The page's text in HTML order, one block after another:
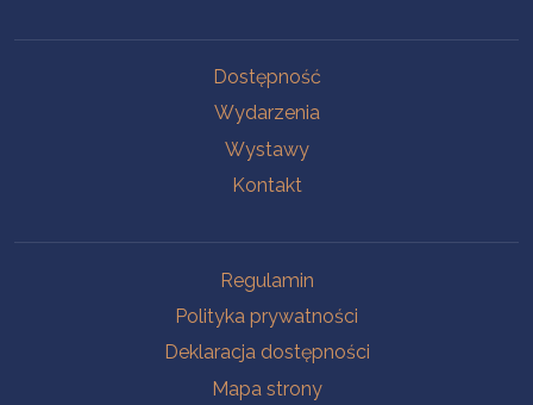
Dostępność
Wydarzenia
Wystawy
Kontakt
Regulamin
Polityka prywatności
Deklaracja dostępności
Mapa strony